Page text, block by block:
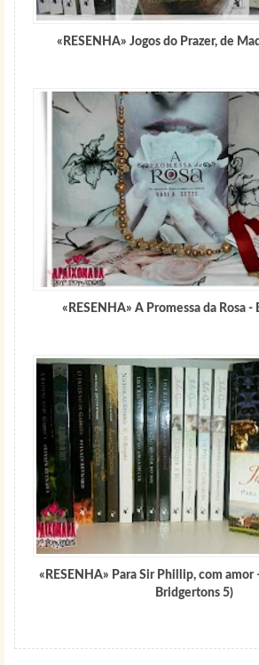
«RESENHA» Jogos do Prazer, de
«RESENHA» A Promessa da Rosa -
«RESENHA» Para Sir Phillip, com amor
Bridgertons 5)